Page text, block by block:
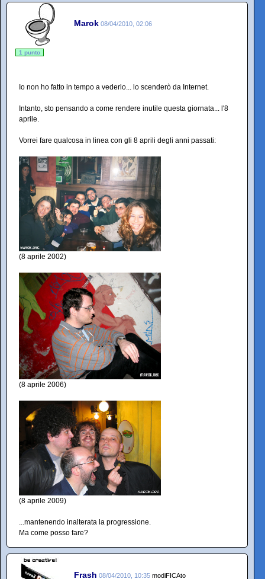
Marok 08/04/2010, 02:06
1 punto
Io non ho fatto in tempo a vederlo... lo scenderò da Internet.
Intanto, sto pensando a come rendere inutile questa giornata... l'8
aprile.
Vorrei fare qualcosa in linea con gli 8 aprili degli anni passati:
(8 aprile 2002)
(8 aprile 2006)
(8 aprile 2009)
...mantenendo inalterata la progressione.
Ma come posso fare?
Frash 08/04/2010, 10:35 modiFICAto